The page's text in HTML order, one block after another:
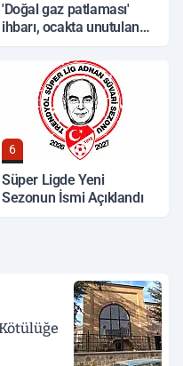
'Doğal gaz patlaması'
ihbarı, ocakta unutulan
6
Süper Ligde Yeni
Sezonun İsmi Açıklandı